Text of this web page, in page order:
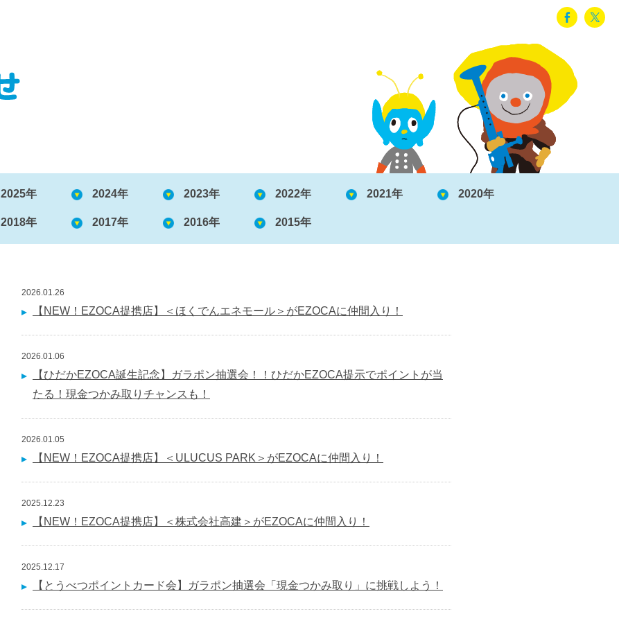
2025年 2024年 2023年 2022年 2021年 2020年
2018年 2017年 2016年 2015年
2026.01.26
【NEW！EZOCA提携店】＜ほくでんエネモール＞がEZOCAに仲間入り！
2026.01.06
【ひだかEZOCA誕生記念】ガラポン抽選会！！ひだかEZOCA提示でポイントが当
たる！現金つかみ取りチャンスも！
2026.01.05
【NEW！EZOCA提携店】＜ULUCUS PARK＞がEZOCAに仲間入り！
2025.12.23
【NEW！EZOCA提携店】＜株式会社高建＞がEZOCAに仲間入り！
2025.12.17
【とうべつポイントカード会】ガラポン抽選会「現金つかみ取り」に挑戦しよう！